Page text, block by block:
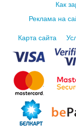
Как
Реклама на
Карта сайта